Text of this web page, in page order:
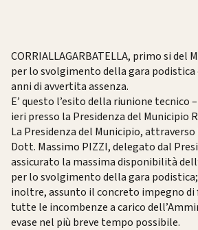
CORRIALLAGARBATELLA, primo si del
per lo svolgimento della gara podistica
anni di avvertita assenza.
E’ questo l’esito della riunione tecnico
ieri presso la Presidenza del Municipio
La Presidenza del Municipio,
Dott. Massimo PIZZI, delegato dal
assicurato la massima disponibilità
per lo svolgimento della gara
inoltre, assunto il concreto impegno di
tutte le incombenze a carico
evase nel più breve tempo possibile.